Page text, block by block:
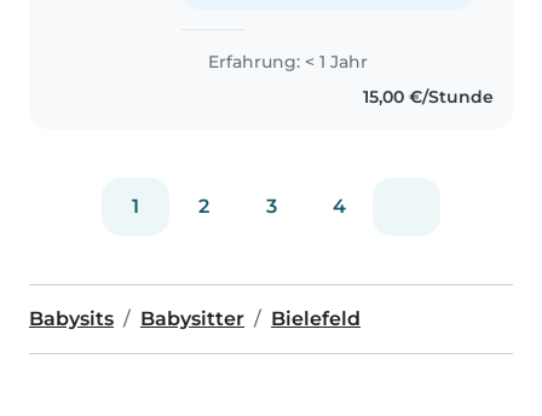
Erfahrung: < 1 Jahr
15,00 €/Stunde
1 2 3 4
Babysits Babysitter Bielefeld